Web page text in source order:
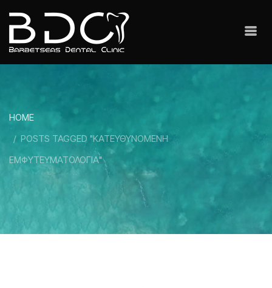
HOME
POSTS TAGGED "ΚΑΤΕΥΘΥΝΟΜΕΝΗ
ΕΜΦΥΤΕΥΜΑΤΟΛΟΓΙΑ"